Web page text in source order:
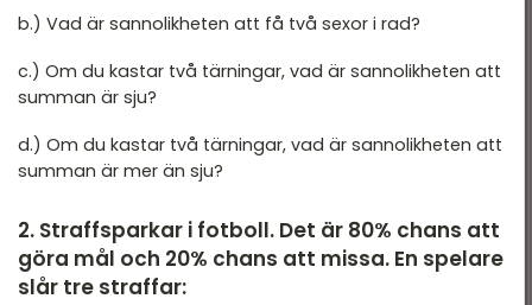
b.) Vad är sannolikheten att få två sexor i rad?
c.) Om du kastar två tärningar, vad är sannolikheten att
summan är sju?
d.) Om du kastar två tärningar, vad är sannolikheten att
summan är mer än sju?
2. Straffsparkar i fotboll. Det är 80% chans att
göra mål och 20% chans att missa. En spelare
slår tre straffar:
Funktioner
Geometri
4
5
MATTE PÅ LÄTT SV
KUL MED MATTE